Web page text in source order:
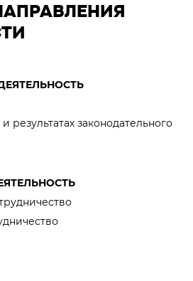
результатах законодательного